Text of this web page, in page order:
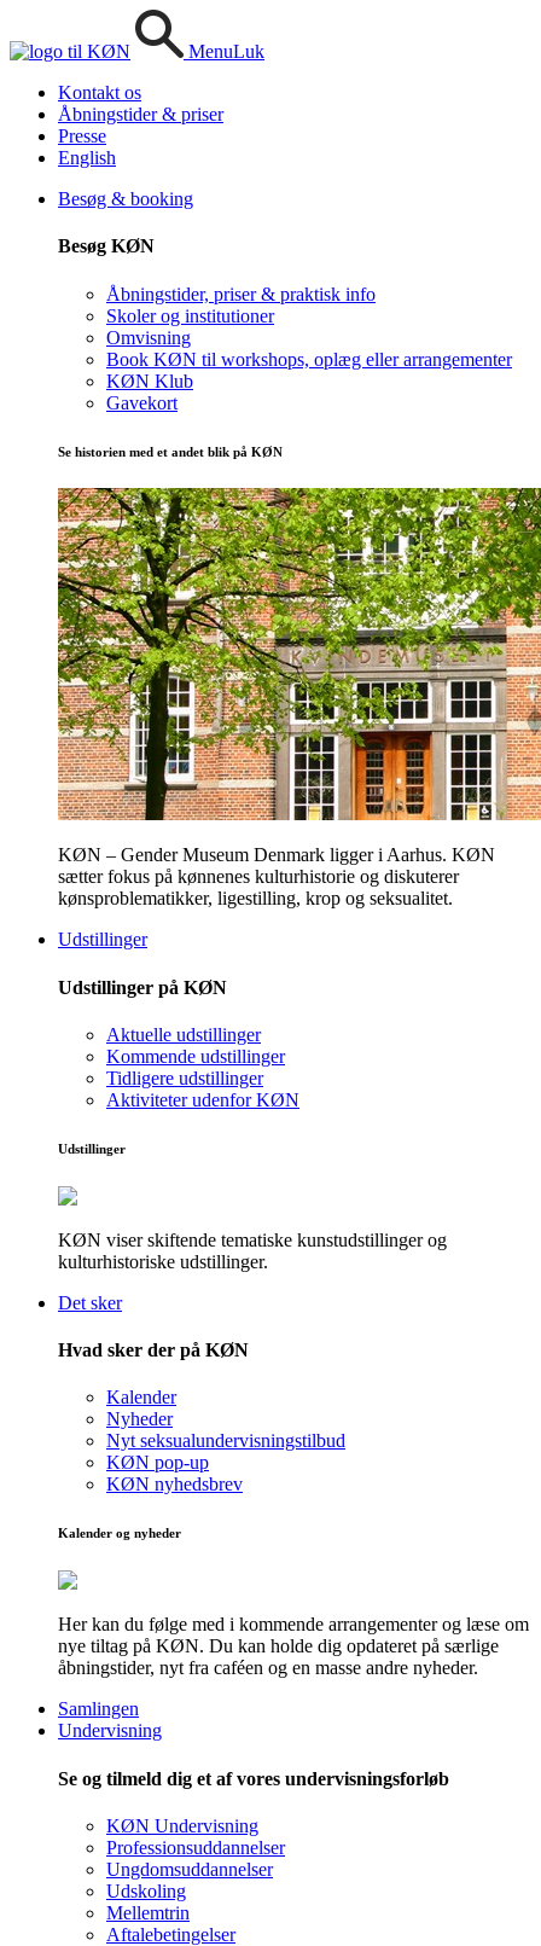
MenuLuk
Kontakt os
Åbningstider & priser
Presse
English
Besøg & booking
Besøg KØN
Åbningstider, priser & praktisk info
Skoler og institutioner
Omvisning
Book KØN til workshops, oplæg eller arrangementer
KØN Klub
Gavekort
Se historien med et andet blik på KØN
KØN – Gender Museum Denmark ligger i Aarhus. KØN
sætter fokus på kønnenes kulturhistorie og diskuterer
kønsproblematikker, ligestilling, krop og seksualitet.
Udstillinger
Udstillinger på KØN
Aktuelle udstillinger
Kommende udstillinger
Tidligere udstillinger
Aktiviteter udenfor KØN
Udstillinger
KØN viser skiftende tematiske kunstudstillinger og
kulturhistoriske udstillinger.
Det sker
Hvad sker der på KØN
Kalender
Nyheder
Nyt seksualundervisningstilbud
KØN pop-up
KØN nyhedsbrev
Kalender og nyheder
Her kan du følge med i kommende arrangementer og læse om
nye tiltag på KØN. Du kan holde dig opdateret på særlige
åbningstider, nyt fra caféen og en masse andre nyheder.
Samlingen
Undervisning
Se og tilmeld dig et af vores undervisningsforløb
KØN Undervisning
Professionsuddannelser
Ungdomsuddannelser
Udskoling
Mellemtrin
Aftalebetingelser